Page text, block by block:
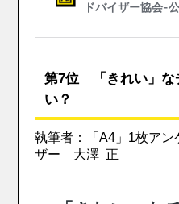
第7位 「きれい」な
い？
執筆者：「A4」1枚アン
ザー 大澤 正